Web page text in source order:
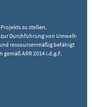
zu stellen.
Durchführung von Umwelt-
ressourcenmäßig befähigt
ARR 2014 i.d.g.F.